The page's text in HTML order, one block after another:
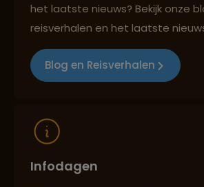
Reizen met oog voor mens,
het laatste nieuws? Bekijk onze
reisverhalen en het laatste
Blog en Reisverhalen
Infodagen